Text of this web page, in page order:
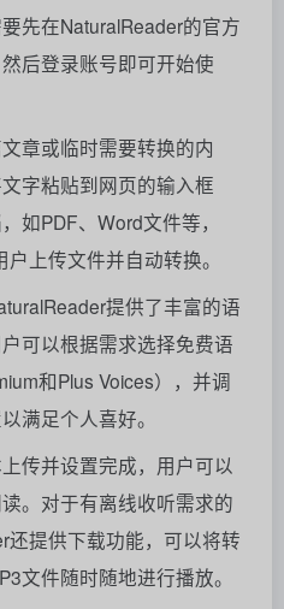
先在NaturalReader的官方
后登录账号即可开始使
章或临时需要转换的内
字粘贴到网页的输入框
如PDF、Word文件等，
上传文件并自动转换。
提供了丰富的语
可以根据需求选择免费语
和Plus Voices），并调
满足个人喜好。
传并设置完成，用户可以
。对于有离线收听需求的
还提供下载功能，可以将转
文件随时随地进行播放。